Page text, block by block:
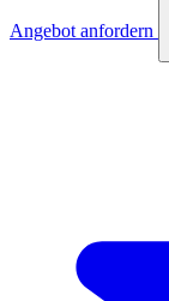
Angebot anfordern